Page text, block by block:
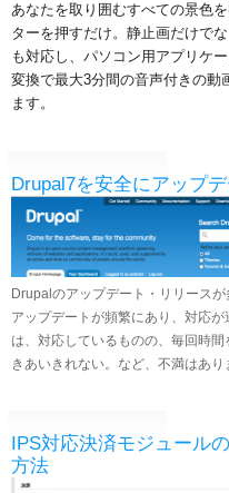
あなたを取り囲むすべての景色
ターを押すだけ。静止画だけで
も対応し、パソコン用アプリケ
変換で最大3分間の音声付きの動
ます。
Drupal7を安全にアップ
Drupalのアップデート・リリースが
アップデートが頻繁にあり、対応が
は、対応しているものの、毎回時
きあいきれない。など、不満はあり
IPS対応決済モジュール
方法